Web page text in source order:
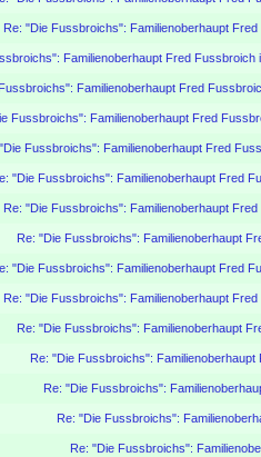
Re: "Die Fussbroichs": Familienoberhaupt
Familienoberhaupt Fred Fussbroich
Familienoberhaupt Fred
Fussbroichs": Familienoberhaupt Fred
Fussbroichs": Familienoberhaupt Fred
"Die Fussbroichs": Familienoberhaupt Fred
Re: "Die Fussbroichs": Familienoberhaupt
Re: "Die Fussbroichs": Familienoberhaupt
"Die Fussbroichs": Familienoberhaupt Fred
Re: "Die Fussbroichs": Familienoberhaupt
Re: "Die Fussbroichs": Familienoberhaupt
Re: "Die Fussbroichs":
Re: "Die Fussbroichs":
Re: "Die Fussbroichs":
Re: "Die Fussbroichs":